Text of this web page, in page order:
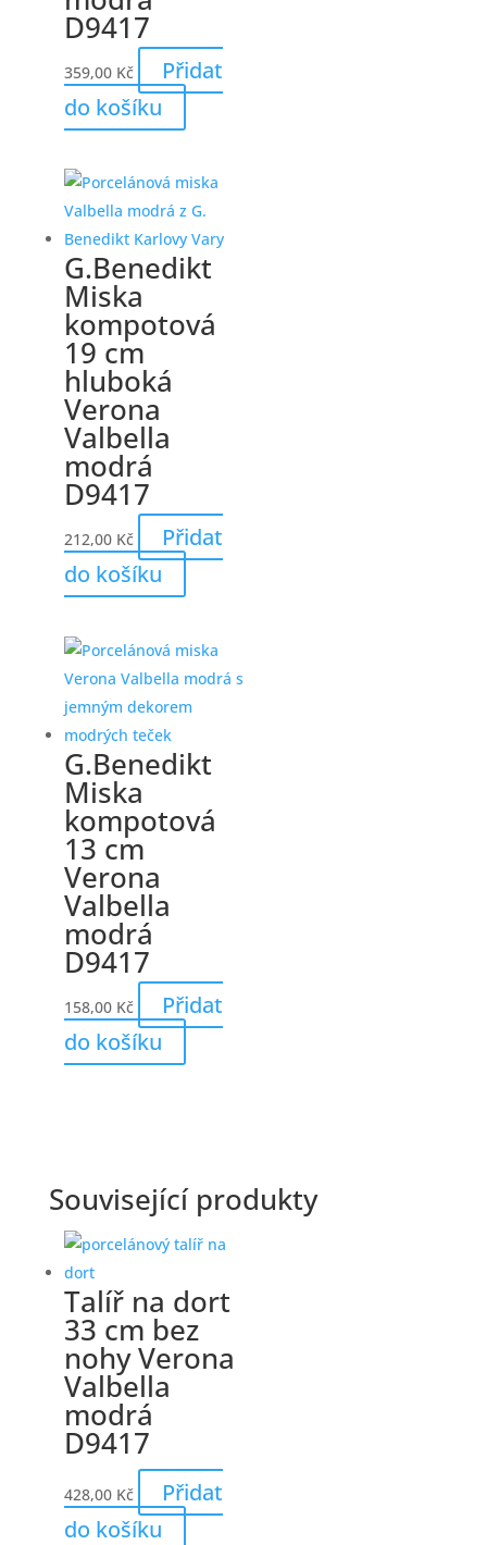
D9417
359,00 Kč
Přidat
do košíku
G.Benedikt
Miska
kompotová
19 cm
hluboká
Verona
Valbella
modrá
D9417
212,00 Kč
Přidat
do košíku
G.Benedikt
Miska
kompotová
13 cm
Verona
Valbella
modrá
D9417
158,00 Kč
Přidat
do košíku
Související produkty
Talíř na dort
33 cm bez
nohy Verona
Valbella
modrá
D9417
428,00 Kč
Přidat
do košíku